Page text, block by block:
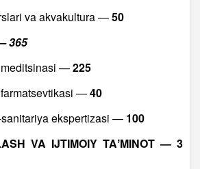
va akvakultura —50
365
meditsinasi —225
—40
ekspertizasi — 100
VA IJTIMOIY TAʼMINOT — 3